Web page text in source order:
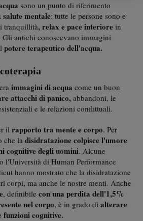
sono un punto di riferimento
salute mentale: tutte le persone sono e
tranquillità, relax e pace interiore in
Gli antichi conoscevano immagini
potere terapeutico dell'acqua.
immagini di acqua come un buon
attacchi di panico, abbandoni, le
e le relazioni conflittuali.
il rapporto tra mente e corpo. Per
che la disidratazione colpisce l'umore
cognitive degli uomini. Alcune
l'Università di Human Performance
hanno mostrato che la disidratazione
corpi, ma anche le nostre menti. Anche
, definibile con una perdita dell'1,5%
nel corpo, è in grado di alterare
funzioni cognitive.